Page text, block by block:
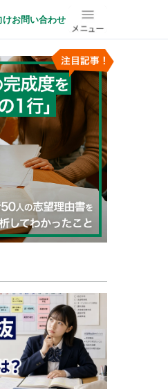
けお問い合わせ メニュー